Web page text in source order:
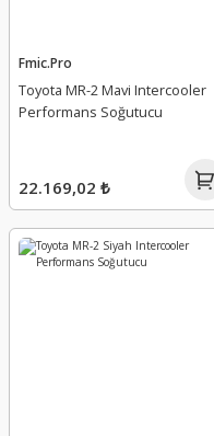
Fmic.Pro
Toyota MR-2 Mavi Intercooler
Performans Soğutucu
22.169,02 ₺